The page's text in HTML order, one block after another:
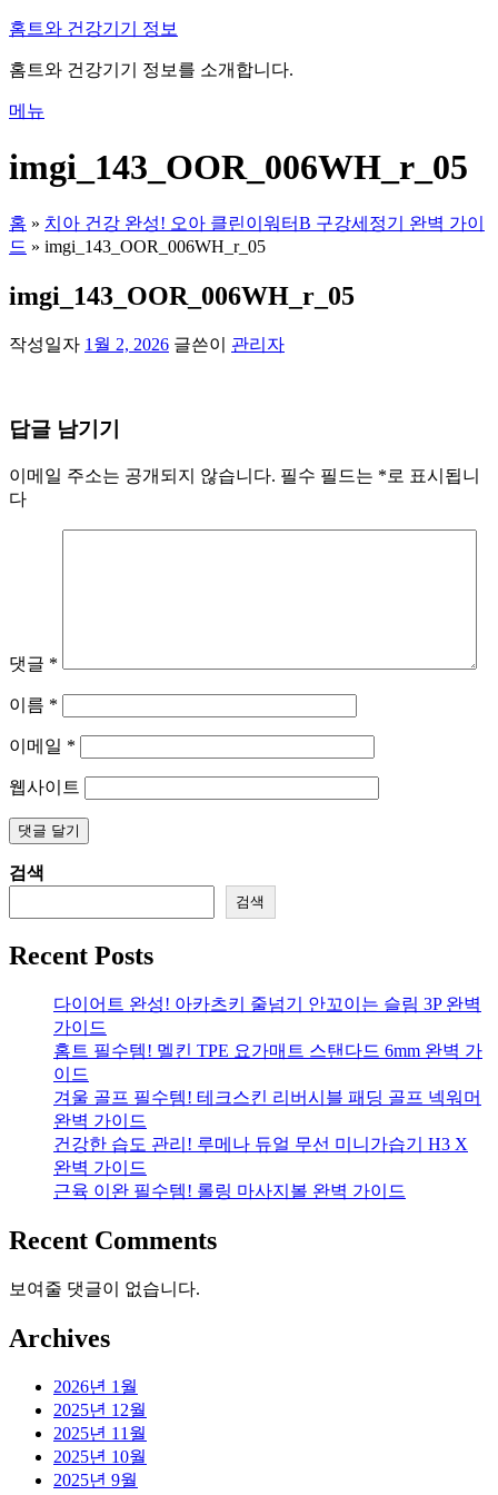
내
으
바
가
홈트와 건강기기 정보
홈트와 건강기기 정보를 소개합니다.
메뉴
imgi_143_OOR_006WH_r_05
홈 » 치아 건강 완성! 오아 클린이워터B 구강세정기 완벽 가이
드 » imgi_143_OOR_006WH_r_05
imgi_143_OOR_006WH_r_05
작성일자 1월 2, 2026 글쓴이 관리자
답글 남기기
이메일 주소는 공개되지 않습니다. 필수 필드는 *로 표시됩니
다
댓글 *
이름 *
이메일 *
웹사이트
검색
검색
Recent Posts
다이어트 완성! 아카츠키 줄넘기 안꼬이는 슬림 3P 완벽
가이드
홈트 필수템! 멜킨 TPE 요가매트 스탠다드 6mm 완벽 가
이드
겨울 골프 필수템! 테크스킨 리버시블 패딩 골프 넥워머
완벽 가이드
건강한 습도 관리! 루메나 듀얼 무선 미니가습기 H3 X
완벽 가이드
근육 이완 필수템! 롤링 마사지볼 완벽 가이드
Recent Comments
보여줄 댓글이 없습니다.
Archives
2026년 1월
2025년 12월
2025년 11월
2025년 10월
2025년 9월